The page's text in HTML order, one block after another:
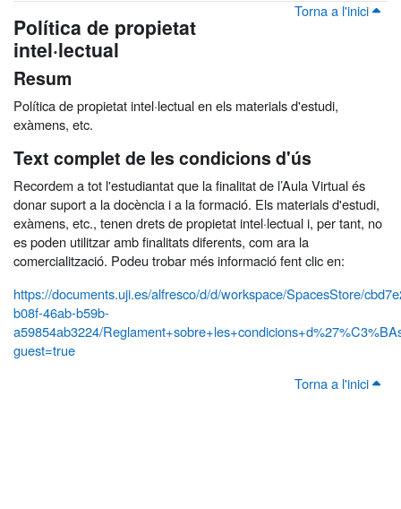
Torna a l'inici
Política de propietat
intel·lectual
Resum
Política de propietat intel·lectual en els materials d'estudi,
exàmens, etc.
Text complet de les condicions d'ús
Recordem a tot l'estudiantat que la finalitat de l’Aula Virtual és
donar suport a la docència i a la formació. Els materials d'estudi,
exàmens, etc., tenen drets de propietat intel·lectual i, per tant, no
es poden utilitzar amb finalitats diferents, com ara la
comercialització. Podeu trobar més informació fent clic en:
https://documents.uji.es/alfresco/d/d/workspace/SpacesStore/
b08f-46ab-b59b-
a59854ab3224/
guest=true
Torna a l'inici